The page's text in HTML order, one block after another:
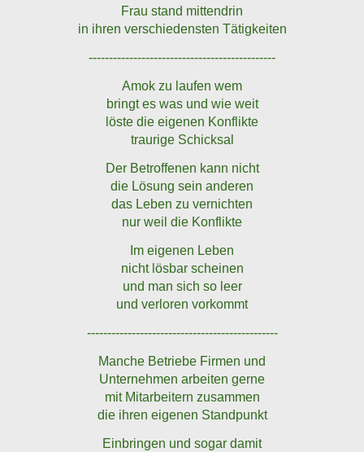
Frau stand mittendrin
in ihren verschiedensten Tätigkeiten
----------------------------------------------
Amok zu laufen wem
bringt es was und wie weit
löste die eigenen Konflikte
traurige Schicksal
Der Betroffenen kann nicht
die Lösung sein anderen
das Leben zu vernichten
nur weil die Konflikte
Im eigenen Leben
nicht lösbar scheinen
und man sich so leer
und verloren vorkommt
-----------------------------------------------
Manche Betriebe Firmen und
Unternehmen arbeiten gerne
mit Mitarbeitern zusammen
die ihren eigenen Standpunkt
Einbringen und sogar damit